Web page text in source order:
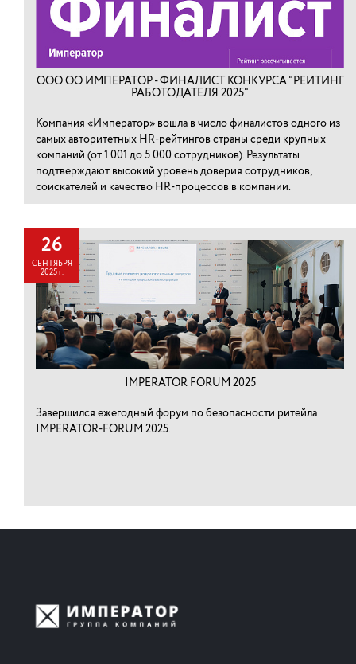
ООО ОО ИМПЕРАТОР - ФИНАЛИСТ КОНКУРСА "РЕЙТИНГ
РАБОТОДАТЕЛЯ 2025"
Компания «Император» вошла в число финалистов одного из
самых авторитетных HR-рейтингов страны среди крупных
компаний (от 1 001 до 5 000 сотрудников). Результаты
подтверждают высокий уровень доверия сотрудников,
соискателей и качество HR-процессов в компании.
26
СЕНТЯБРЯ
2025 г.
IMPERATOR FORUM 2025
Завершился ежегодный форум по безопасности ритейла
IMPERATOR-FORUM 2025.